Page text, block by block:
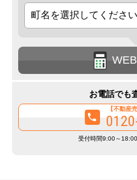
お電話でも
【不動産
受付時間9:00～